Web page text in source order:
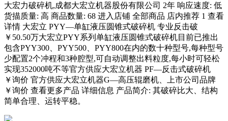
大宏力破碎机,成都大宏立机器股份有限公司 2年 响应速度: 低
货描质量: 高 商品数量: 68 进入店铺 全部商品 店内推荐 1 查看
详情 大宏立 PYY—单缸液压圆锥式破碎机 专业反击破
￥50.50万大宏立PYY系列单缸液压圆锥式破碎机目前已推出
包含PYY300、PYY500、PYY800在内的数十种型号,每种型号
少配置2个冲程和3种腔型,可自动调整出料粒度,每小时可轻松
实现352000吨不等官方供应大宏立机器 PF—反击式破碎机
￥询价 官方供应大宏立机器G—高压辊磨机、上市公司品牌
￥询价 查看更多产品 详细信息 产品简介: 其破碎比大、结构
简单合理、运转平稳。